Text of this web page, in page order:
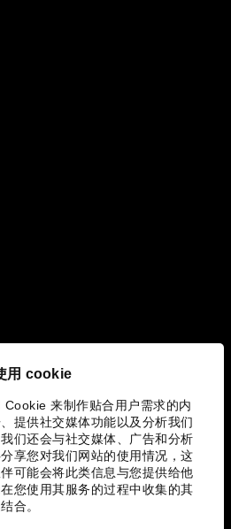
用 cookie
Cookie 来制作贴合用户需求的内
提供社交媒体功能以及分析我们
们还会与社交媒体、广告和分析
享您对我们网站的使用情况，这
可能会将此类信息与您提供给他
您使用其服务的过程中收集的其
合。